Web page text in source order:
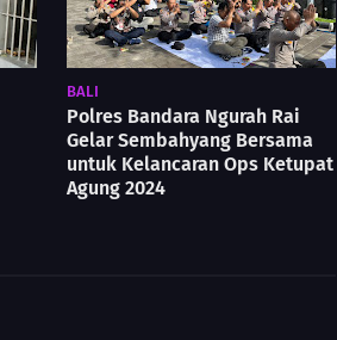
BALI
Polres Bandara Ngurah Rai
Gelar Sembahyang Bersama
untuk Kelancaran Ops Ketupat
Agung 2024